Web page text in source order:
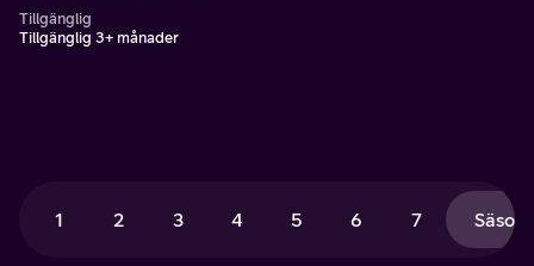
Tillgänglig
Tillgänglig 3+ månader
1 2 3 4 5 6 7